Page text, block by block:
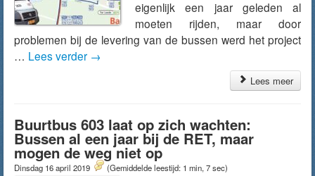
eigenlijk een jaar geleden al
moeten rijden, maar door
problemen bij de levering van de bussen werd het project
… Lees verder →
Lees meer
Buurtbus 603 laat op zich wachten:
Bussen al een jaar bij de RET, maar
mogen de weg niet op
Dinsdag 16 april 2019 (Gemiddelde leestijd: 1 min, 7 sec)